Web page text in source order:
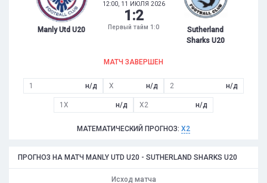
Manly Utd U20
12:00, 11 ИЮЛЯ 2026
1 :2
Первый тайм 1:0
Sutherland
Sharks U20
МАТЧ ЗАВЕРШЕН
1 н/д X н/д 2 н/д
1X н/д X2 н/д
МАТЕМАТИЧЕСКИЙ ПРОГНОЗ: X2
ПРОГНОЗ НА МАТЧ MANLY UTD U20 - SUTHERLAND SHARKS U20
Исход матча